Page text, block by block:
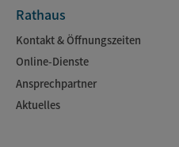
Rathaus
Kontakt & Öffnungszeiten
Online-Dienste
Ansprechpartner
Aktuelles